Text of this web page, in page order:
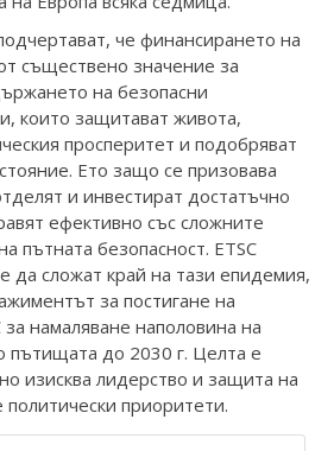
че финансирането на
съществено значение за
на безопасни
които защитават живота,
просперитет и подобряват
Ето защо се призовава
и инвестират достатъчно
ефективно със сложните
пътната безопасност. ETSC
да сложат край на тази епидемия,
за постигане на
намаляване наполовина на
пътищата до 2030 г. Целта е
изисква лидерство и защита на
приоритети.